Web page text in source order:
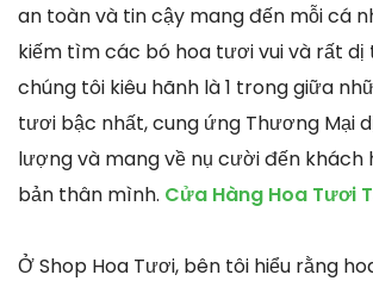
an toàn và tin cậy mang đến mỗi cá
kiếm tìm các bó hoa tươi vui và rất dị
chúng tôi kiêu hãnh là 1 trong giữa
tươi bậc nhất, cung ứng Thương Mại
lượng và mang về nụ cười đến khách
bản thân mình. Cửa Hàng Hoa Tươi
Ở Shop Hoa Tươi, bên tôi hiểu rằng